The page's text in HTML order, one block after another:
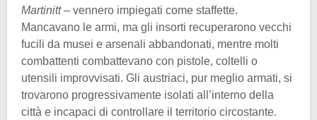
Martinitt– vennero impiegati come staffette.
Mancavano le armi, ma gli insorti recuperarono vecchi
fucili da musei e arsenali abbandonati, mentre molti
combattenti combattevano con pistole, coltelli o
utensili improvvisati. Gli austriaci, pur meglio armati, si
trovarono progressivamente isolati all’interno della
città e incapaci di controllare il territorio circostante.